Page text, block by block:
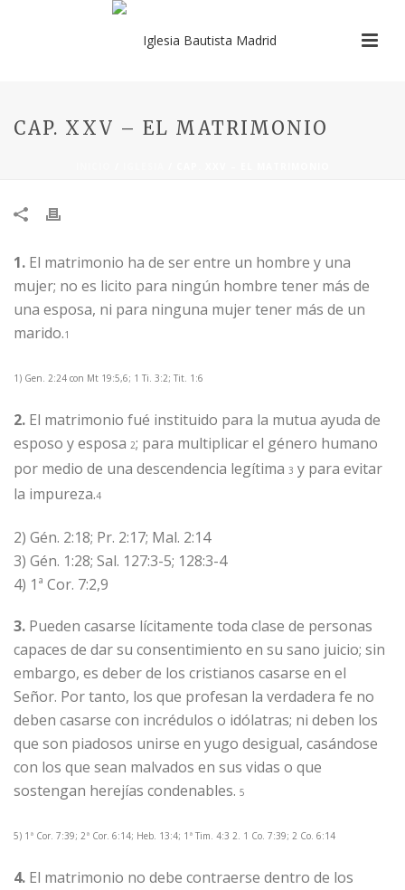
CAP. XXV – EL MATRIMONIO
​1. El matrimonio ha de ser entre un hombre y una
mujer; no es licito para ningún hombre tener más de
una esposa, ni para ninguna mujer tener más de un
marido.1
1) Gen. 2:24 con Mt 19:5,6; 1 Ti. 3:2; Tit. 1:6
2. El matrimonio fué instituido para la mutua ayuda de
esposo y esposa 2; para multiplicar el género humano
por medio de una descendencia legítima 3 y para evitar
la impureza.4
2) Gén. 2:18; Pr. 2:17; Mal. 2:14
3) Gén. 1:28; Sal. 127:3-5; 128:3-4
4) 1ª Cor. 7:2,9
3. Pueden casarse lícitamente toda clase de personas
capaces de dar su consentimiento en su sano juicio; sin
embargo, es deber de los cristianos casarse en el
Señor. Por tanto, los que profesan la verdadera fe no
deben casarse con incrédulos o idólatras; ni deben los
que son piadosos unirse en yugo desigual, casándose
con los que sean malvados en sus vidas o que
sostengan herejías condenables. 5
5) 1ª Cor. 7:39; 2ª Cor. 6:14; Heb. 13:4; 1ª Tim. 4:3 2. 1 Co. 7:39; 2 Co. 6:14
4. El matrimonio no debe contraerse dentro de los